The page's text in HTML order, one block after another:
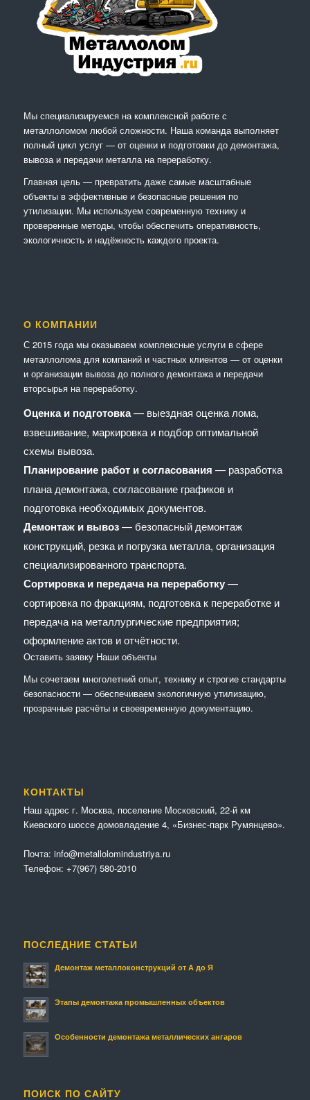
Мы специализируемся на комплексной работе с
металлоломом любой сложности. Наша команда выполняет
полный цикл услуг — от оценки и подготовки до демонтажа,
вывоза и передачи металла на переработку.
Главная цель — превратить даже самые масштабные
объекты в эффективные и безопасные решения по
утилизации. Мы используем современную технику и
проверенные методы, чтобы обеспечить оперативность,
экологичность и надёжность каждого проекта.
О КОМПАНИИ
С 2015 года мы оказываем комплексные услуги в сфере
металлолома для компаний и частных клиентов — от оценки
и организации вывоза до полного демонтажа и передачи
вторсырья на переработку.
Оценка и подготовка— выездная оценка лома,
взвешивание, маркировка и подбор оптимальной
схемы вывоза.
Планирование работ и согласования — разработка
плана демонтажа, согласование графиков и
подготовка необходимых документов.
Демонтаж и вывоз— безопасный демонтаж
конструкций, резка и погрузка металла, организация
специализированного транспорта.
Сортировка и передача на переработку—
сортировка по фракциям, подготовка к переработке и
передача на металлургические предприятия;
оформление актов и отчётности.
Оставить заявку Наши объекты
Мы сочетaем многолетний опыт, технику и строгие стандарты
безопасности — обеспечиваем экологичную утилизацию,
прозрачные расчёты и своевременную документацию.
КОНТАКТЫ
Наш адрес г. Москва, поселение Московский, 22-й км
Киевского шоссе домовладение 4, «Бизнес-парк Румянцево».
Почта: info@metallolomindustriya.ru
Телефон: +7(967) 580-2010
ПОСЛЕДНИЕ СТАТЬИ
Демонтаж металлоконструкций от А до Я
Этапы демонтажа промышленных объектов
Особенности демонтажа металлических ангаров
ПОИСК ПО САЙТУ